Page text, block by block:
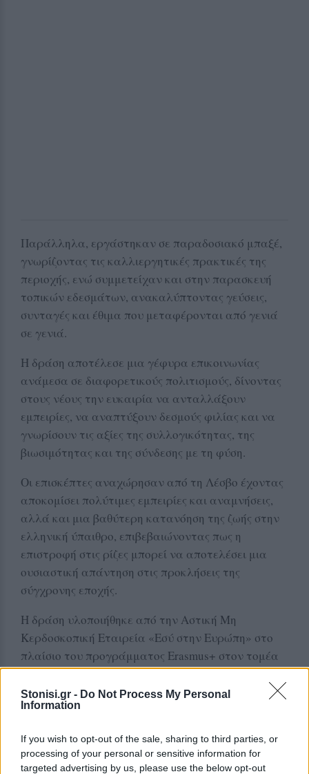
Stonisi.gr - Do Not Process My Personal
Information
If you wish to opt-out of the sale, sharing to third parties, or
processing of your personal or sensitive information for
targeted advertising by us, please use the below opt-out
Παράλληλα, εργάστηκαν σε παραδοσιακό μπαξέ,
γνωρίζοντας τις καλλιεργητικές πρακτικές της
περιοχής, ενώ συμμετείχαν και στην παρασκευή
τοπικών εδεσμάτων, ανακαλύπτοντας γεύσεις,
συνταγές και έθιμα που μεταφέρονται από γενιά
σε γενιά.
Η δράση αποτέλεσε μια γέφυρα επικοινωνίας
ανάμεσα σε διαφορετικούς πολιτισμούς, δίνοντας
στους νέους την ευκαιρία να ανταλλάξουν
εμπειρίες, να αναπτύξουν δεσμούς φιλίας και να
γνωρίσουν τις αξίες της συλλογικότητας, της
βιωσιμότητας και της σύνδεσης με τη φύση.
Οι επισκέπτες αναχώρησαν από τη Λέσβο έχοντας
αποκομίσει πολύτιμες εμπειρίες και αναμνήσεις,
αλλά και μια βαθύτερη κατανόηση της ζωής στην
ελληνική ύπαιθρο, επιβεβαιώνοντας πως η
επιστροφή στις ρίζες μπορεί να αποτελέσει μια
ουσιαστική απάντηση στις προκλήσεις της
σύγχρονης εποχής.
Η δράση υλοποιήθηκε από την Αστική Μη
Κερδοσκοπική Εταιρεία «Εσύ στην Ευρώπη» στο
πλαίσιο του προγράμματος Erasmus+ στον τομέα
της νεολαίας, με την υποστήριξη της Ευρωπαϊκής
Ένωσης και του Ιδρύματος Νεολαίας και Διά Βίου
Μάθησης.
Δείτε περισσότερα άρθρα μας στα αποτελέσματα
αναζήτησης